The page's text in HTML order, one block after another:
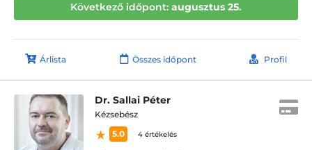
Következő időpont: augusztus 25.
Árlista Összes időpont Profil
Dr. Sallai Péter
Kézsebész
5.0
4 értékelés